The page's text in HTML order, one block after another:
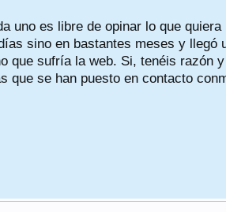
uno es libre de opinar lo que
sino en bastantes meses y llegó
que sufría la web. Si, tenéis razón
se han puesto en contacto